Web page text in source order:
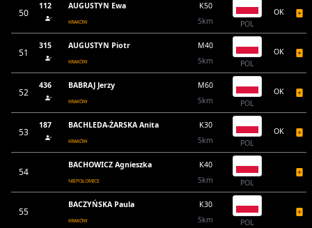
50
112 AUGUSTYN Ewa
KRAKÓW
K50
5km
POL
OK
51
315 AUGUSTYN Piotr
KRAKÓW
M40
5km
POL
OK
52
436 BABRAJ Jerzy
KRAKÓW
M60
5km
POL
OK
53
187 BACHLEDA-ŻARSKA Anita
KRAKÓW
K30
5km
POL
OK
54
BACHOWICZ Agnieszka
NIEPOŁOMICE
K40
5km
POL
55
BACZYŃSKA Paula
KRAKÓW
K30
5km
POL